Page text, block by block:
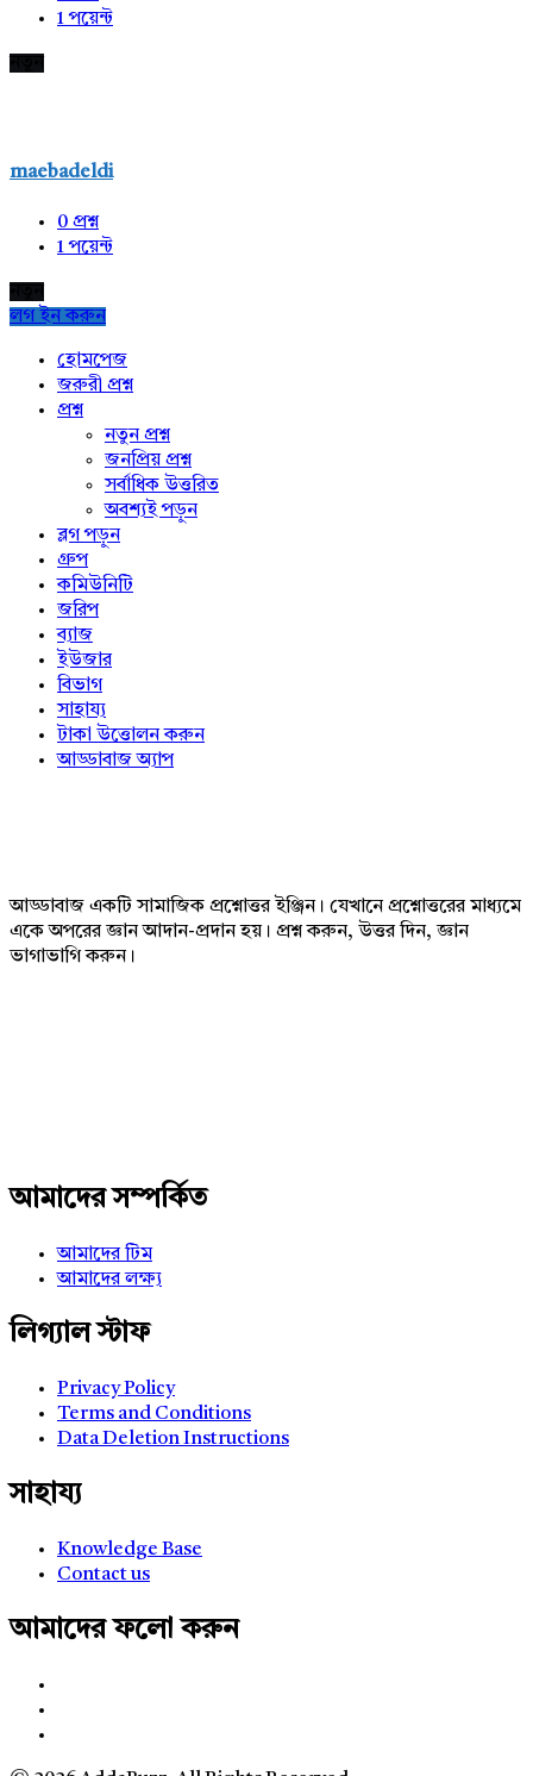
1পয়েন্ট
maebadeldi
0 প্রশ্ন
1পয়েন্ট
লগ ইন করুন
Exploreহোমপেজ
জরুরী প্রশ্ন
প্রশ্ন
নতুন প্রশ্ন
জনপ্রিয় প্রশ্ন
সর্বাধিক উত্তরিত
অবশ্যই পড়ুন
ব্লগ পড়ুন
গ্রুপ
কমিউনিটি
জরিপ
ব্যাজ
ইউজার
বিভাগ
সাহায্য
টাকা উত্তোলন করুন
আড্ডাবাজ অ্যাপ
আড্ডাবাজ একটি সামাজিক প্রশ্নোত্তর ইঞ্জিন। যেখানে প্রশ্নোত্তরের মাধ্যমে
একে অপরের জ্ঞান আদান-প্রদান হয়। প্রশ্ন করুন, উত্তর দিন, জ্ঞান
ভাগাভাগি করুন।
আমাদের সম্পর্কিত
আমাদের টিম
আমাদের লক্ষ্য
লিগ্যাল স্টাফ
Privacy Policy
Terms and Conditions
Data Deletion Instructions
সাহায্য
Knowledge Base
Contact us
আমাদের ফলো করুন